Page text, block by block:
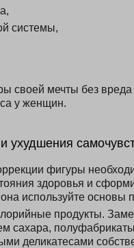
системы,
своей мечты без
у женщин.
ухудшения
фигуры
здоровья и
используйте основы
продукты.
сахара,
деликатесами